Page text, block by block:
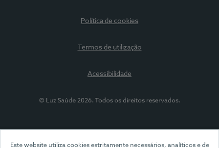
Este website utiliza cookies estritamente necessários, analíticos e de
Política de cookies
Termos de utilização
Acessibilidade
© Luz Saúde 2026. Todos os direitos reservados.